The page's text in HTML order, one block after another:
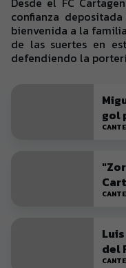
confianza
bienvenida a la
de las suertes en
defendiendo la
gol
del